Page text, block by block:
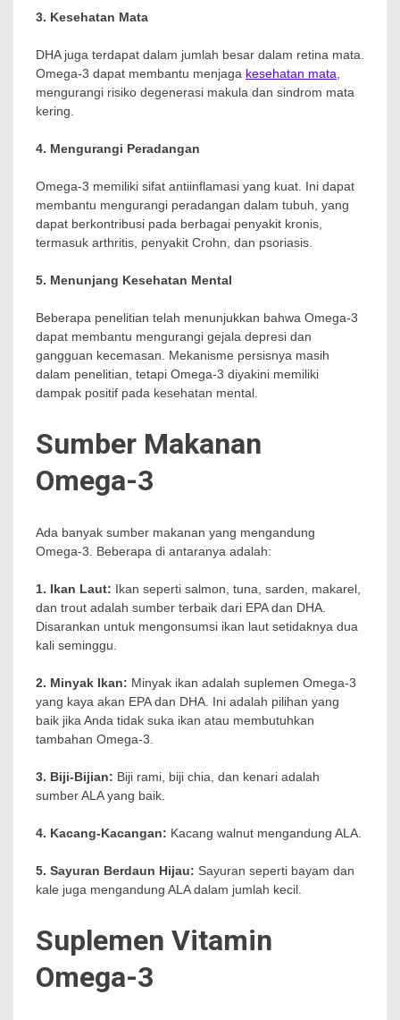
3. Kesehatan Mata
DHA juga terdapat dalam jumlah besar dalam retina mata.
Omega-3 dapat membantu menjaga kesehatan mata
mengurangi risiko degenerasi makula dan sindrom mata
kering.
4. Mengurangi Peradangan
Omega-3 memiliki sifat antiinflamasi yang kuat. Ini dapat
membantu mengurangi peradangan dalam tubuh, yang
dapat berkontribusi pada berbagai penyakit kronis,
termasuk arthritis, penyakit Crohn, dan psoriasis.
5. Menunjang Kesehatan Mental
Beberapa penelitian telah menunjukkan bahwa Omega-3
dapat membantu mengurangi gejala depresi dan
gangguan kecemasan. Mekanisme persisnya masih
dalam penelitian, tetapi Omega-3 diyakini memiliki
dampak positif pada kesehatan mental.
Sumber Makanan
Omega-3
Ada banyak sumber makanan yang mengandung
Omega-3. Beberapa di antaranya adalah:
1. Ikan Laut: Ikan seperti salmon, tuna, sarden, makarel,
dan trout adalah sumber terbaik dari EPA dan DHA.
Disarankan untuk mengonsumsi ikan laut setidaknya dua
kali seminggu.
2. Minyak Ikan: Minyak ikan adalah suplemen Omega-3
yang kaya akan EPA dan DHA. Ini adalah pilihan yang
baik jika Anda tidak suka ikan atau membutuhkan
tambahan Omega-3.
3. Biji-Bijian: Biji rami, biji chia, dan kenari adalah
sumber ALA yang baik.
4. Kacang-Kacangan: Kacang walnut mengandung ALA.
5. Sayuran Berdaun Hijau: Sayuran seperti bayam dan
kale juga mengandung ALA dalam jumlah kecil.
Suplemen Vitamin
Omega-3